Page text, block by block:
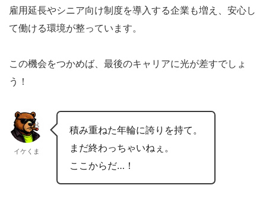
雇用延長やシニア向け制度を導入する企業も増え、安心し
て働ける環境が整っています。
この機会をつかめば、最後のキャリアに光が差すでしょ
う！
イケくま
積み重ねた年輪に誇りを持て。
まだ終わっちゃいねぇ。
ここからだ…！